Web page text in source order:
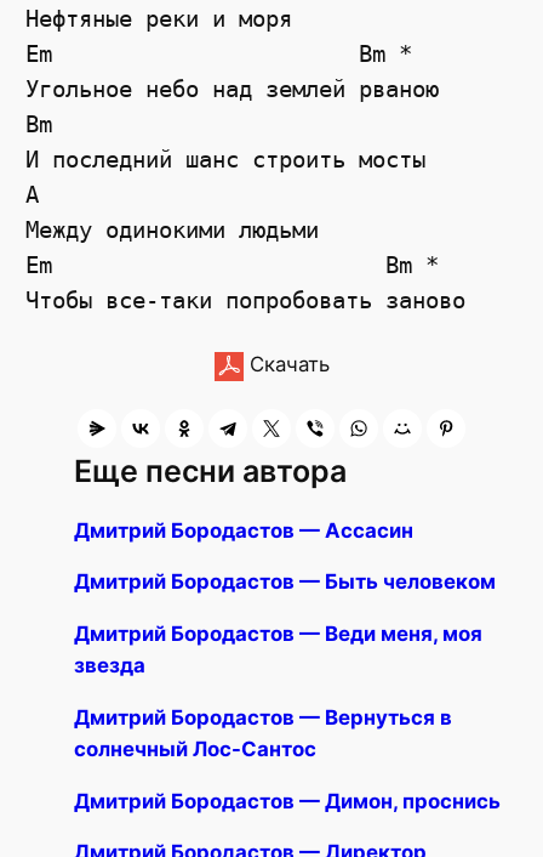
Нефтяные реки и моря
Em                       Bm *
Угольное небо над землей рваною
Bm
И последний шанс строить мосты
A
Между одинокими людьми
Em                         Bm *
Скачать
Еще песни автора
Дмитрий Бородастов — Ассасин
Дмитрий Бородастов — Быть человеком
Дмитрий Бородастов — Веди меня, моя
звезда
Дмитрий Бородастов — Вернуться в
солнечный Лос-Сантос
Дмитрий Бородастов — Димон, проснись